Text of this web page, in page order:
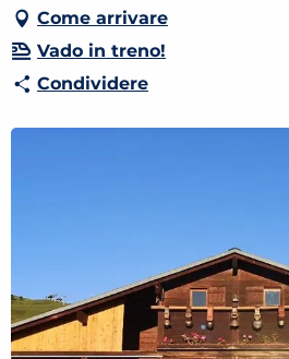
Come arrivare
Vado in treno!
Condividere